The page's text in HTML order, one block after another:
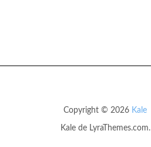
Copyright © 2026 Kale
Kalede LyraThemes.com.